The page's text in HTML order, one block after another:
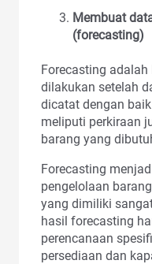
Membuat
(forecasting)
Forecasting
dilakukan setelah
dicatat dengan
meliputi perkiraan
barang yang
Forecasting
pengelolaan
yang dimiliki
hasil forecasting
perencanaan
persediaan dan